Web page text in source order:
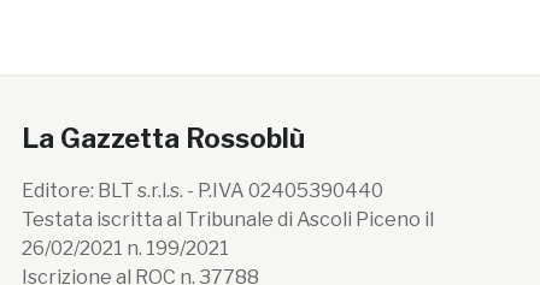
La Gazzetta Rossoblù
Editore: BLT s.r.l.s. - P.IVA 02405390440
Testata iscritta al Tribunale di Ascoli Piceno il
26/02/2021 n. 199/2021
Iscrizione al ROC n. 37788